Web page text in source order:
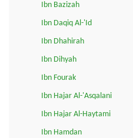
Ibn Bazizah
Ibn Daqiq Al-'Id
Ibn Dhahirah
Ibn Dihyah
Ibn Fourak
Ibn Hajar Al-'Asqalani
Ibn Hajar Al-Haytami
Ibn Hamdan